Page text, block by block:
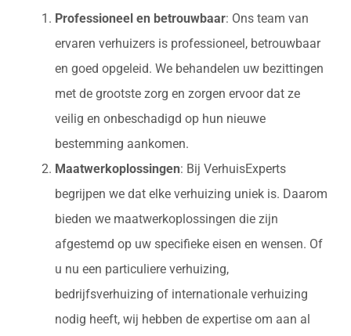
Professioneel en betrouwbaar: Ons team van
ervaren verhuizers is professioneel, betrouwbaar
en goed opgeleid. We behandelen uw bezittingen
met de grootste zorg en zorgen ervoor dat ze
veilig en onbeschadigd op hun nieuwe
bestemming aankomen.
Maatwerkoplossingen: Bij VerhuisExperts
begrijpen we dat elke verhuizing uniek is. Daarom
bieden we maatwerkoplossingen die zijn
afgestemd op uw specifieke eisen en wensen. Of
u nu een particuliere verhuizing,
bedrijfsverhuizing of internationale verhuizing
nodig heeft, wij hebben de expertise om aan al